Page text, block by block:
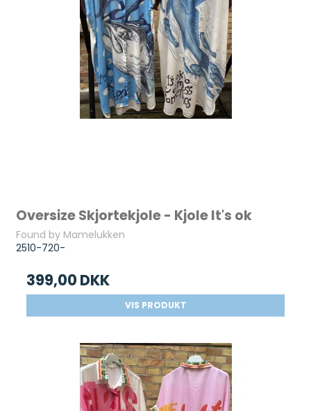
Oversize Skjortekjole - Kjole It's ok
Found by Mamelukken
2510-720-
399,00 DKK
VIS PRODUKT